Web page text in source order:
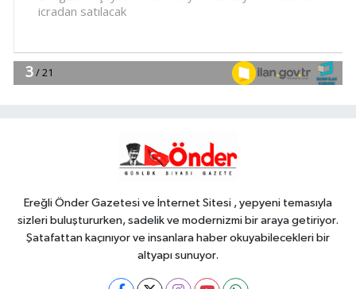
12:15
vatandaşlarla buluştu
Ereğli Önder Gazetesi ve İnternet Sitesi , yepyeni temasıyla
sizleri buluştururken, sadelik ve modernizmi bir araya getiriyor.
Şatafattan kaçınıyor ve insanlara haber okuyabilecekleri bir
altyapı sunuyor.